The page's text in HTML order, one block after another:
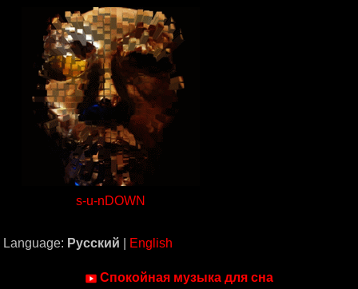
s-u-nDOWN
Language: Русский English
Спокойная музыка для сна